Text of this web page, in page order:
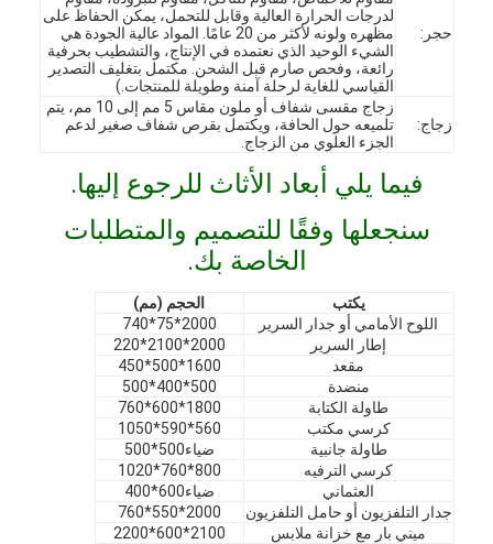
الصفحة الرئيسية
المنتجات
عرض VR
جولة في المصنع
مراقبة الجودة
اتصل بنا
حجر:
لدرجات الحرارة العالية وقابل للتحمل، يمكن الحفاظ على
مظهره ولونه لأكثر من 20 عامًا. المواد عالية الجودة هي
الشيء الوحيد الذي نعتمده في الإنتاج، والتشطيب بحرفية
رائعة، وفحص صارم قبل الشحن. مكتمل بتغليف التصدير
القياسي للغاية لرحلة آمنة وطويلة للمنتجات.)
زجاج:
زجاج مقسى شفاف أو ملون مقاس 5 مم إلى 10 مم، يتم
تلميعه حول الحافة، ويكتمل بقرص شفاف صغير لدعم
الجزء العلوي من الزجاج.
فيما يلي أبعاد الأثاث للرجوع إليها.
سنجعلها وفقًا للتصميم والمتطلبات
الخاصة بك.
يكتب
الحجم (مم)
اللوح الأمامي أو جدار السرير
2000*75*740
إطار السرير
2000*2100*220
مقعد
1600*500*450
منضدة
500*400*500
طاولة الكتابة
1800*600*760
كرسي مكتب
560*590*1050
طاولة جانبية
ضياء500*500
كرسي الترفيه
800*760*1020
العثماني
ضياء600*400
جدار التلفزيون أو حامل التلفزيون
2000*550*760
ميني بار مع خزانة ملابس
2100*600*2200